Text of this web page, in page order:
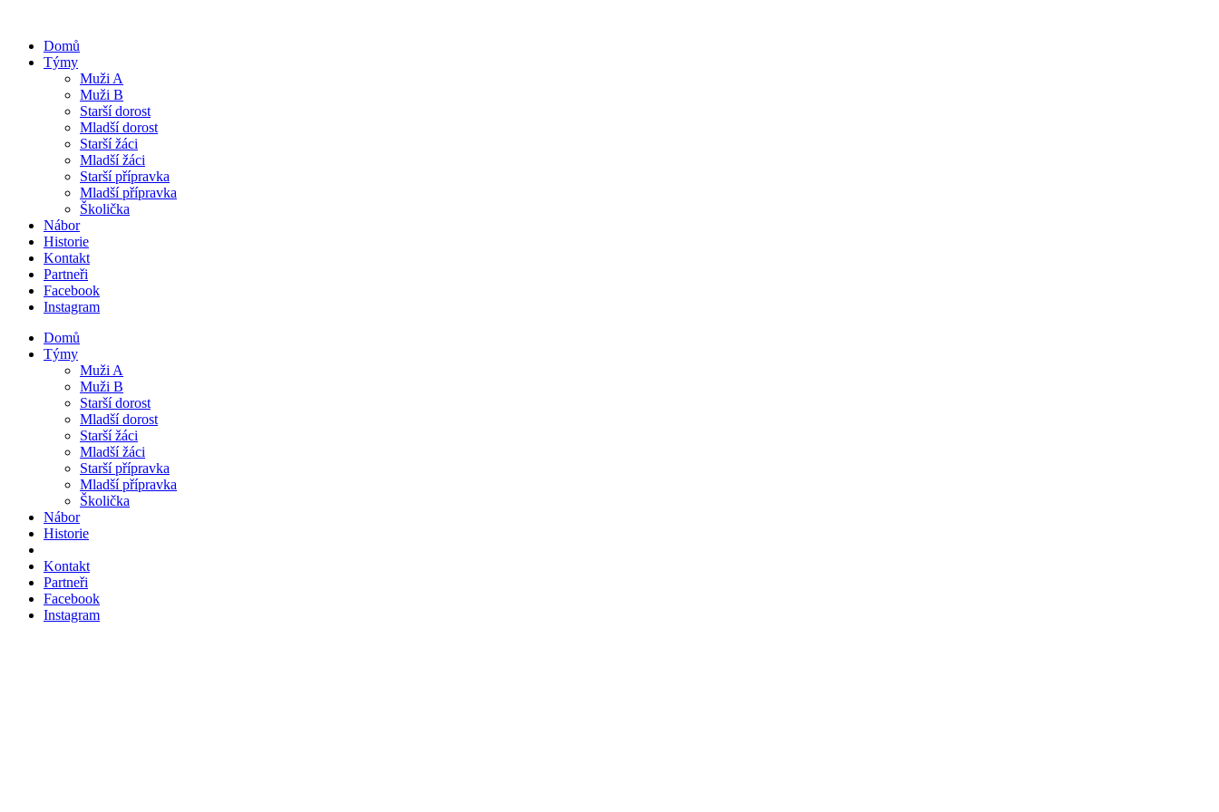
Domů
Týmy
Muži A
Muži B
Starší dorost
Mladší dorost
Starší žáci
Mladší žáci
Starší přípravka
Mladší přípravka
Školička
Nábor
Historie
Kontakt
Partneři
Facebook
Instagram
Domů
Týmy
Muži A
Muži B
Starší dorost
Mladší dorost
Starší žáci
Mladší žáci
Starší přípravka
Mladší přípravka
Školička
Nábor
Historie
Kontakt
Partneři
Facebook
Instagram